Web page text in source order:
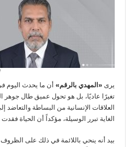
يرى «المهدي بالرقم» أن ما يحدث اليوم
تغيرًا عاديًا، بل هو تحول عميق طال جوهر
العلاقات الإنسانية من البساطة والتعاضد
الغاية تبرر الوسيلة، مؤكداً أن الحياة
بيد أنه ينحي باللائمة في ذلك على الظروف